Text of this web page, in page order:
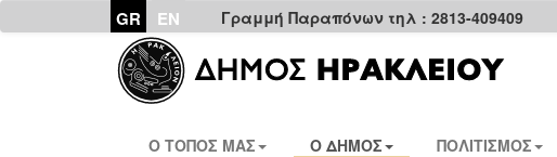
GR EN Γραμμή Παραπόνων τηλ : 2813-409409
Ο ΤΟΠΟΣ ΜΑΣ Ο ΔΗΜΟΣ ΠΟΛΙΤΙΣΜΟΣ